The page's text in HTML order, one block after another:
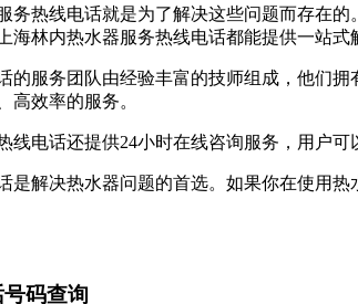
务热线电话就是为了解决这些问题而存在
海林内热水器服务热线电话都能提供一站式
的服务团队由经验丰富的技师组成，他们
高效率的服务。
线电话还提供24小时在线咨询服务，用户
是解决热水器问题的首选。如果你在使用
码查询